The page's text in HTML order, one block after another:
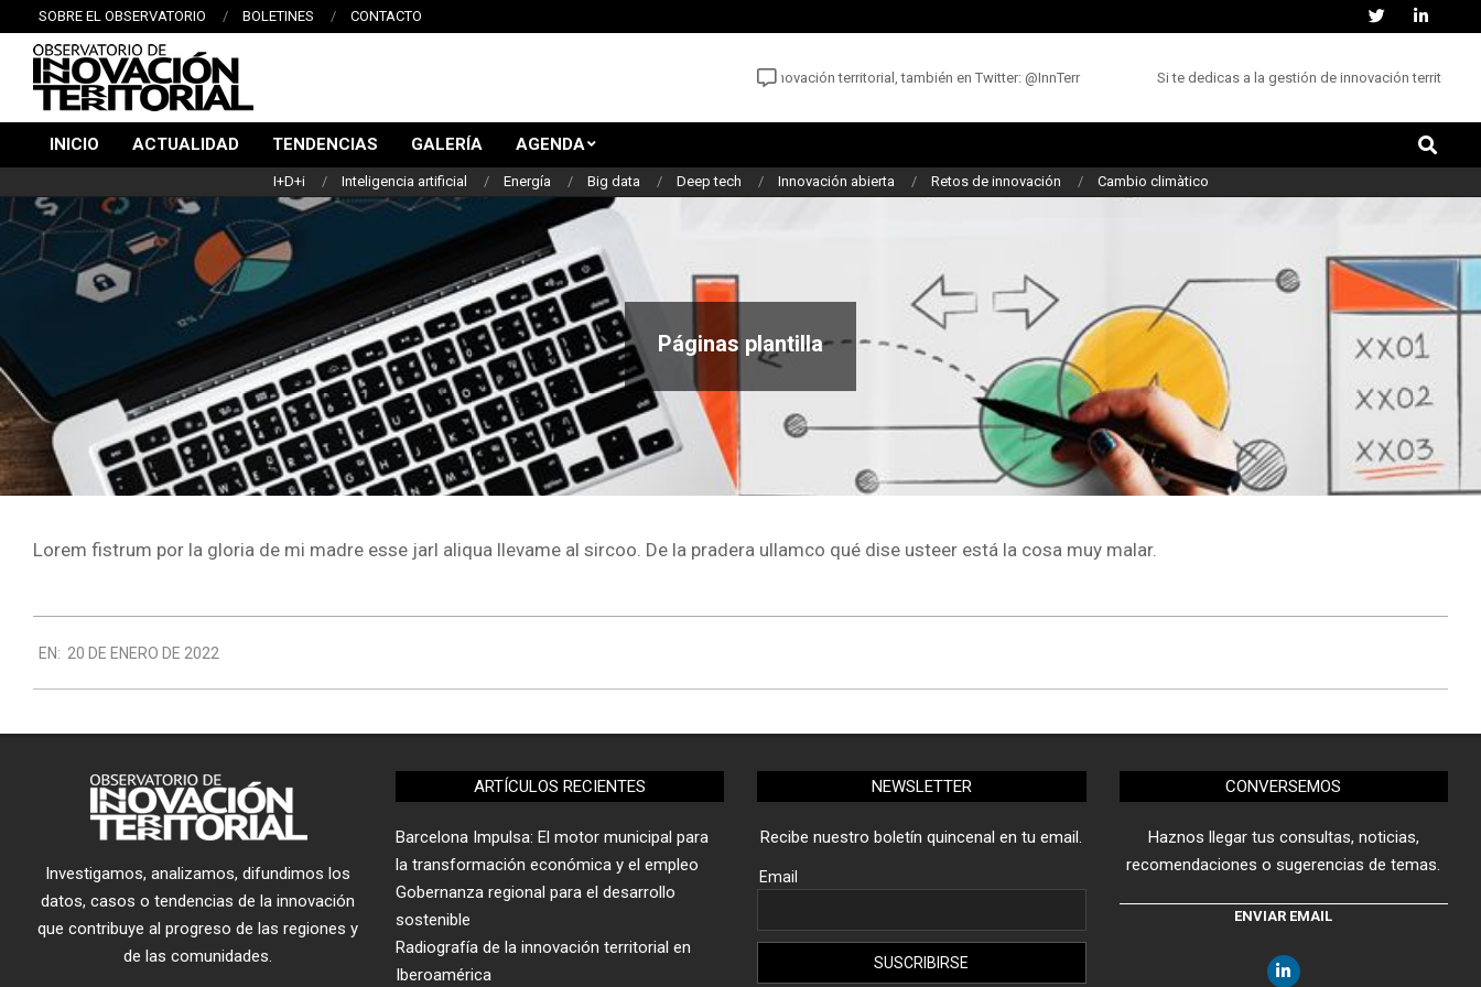
Saltar
al
contenido
SOBRE EL OBSERVATORIO BOLETINES CONTACTO
OBSERVATORIO
DE
INNOVACIÓN
TERRITORIAL
Las noticias y oportunidades para la innovación territorial, también en Twitter: @InnTerr Si te dedicas a la gestión de innovación territorial,
Menú
navegación
principal
INICIO ACTUALIDAD TENDENCIAS GALERÍA AGENDA Buscar
I+D+i Inteligencia artificial Energía Big data Deep tech Innovación abierta Retos de innovación Cambio climàtico
Páginas plantilla
Lorem fistrum por la gloria de mi madre esse jarl aliqua llevame al sircoo. De la pradera ullamco qué dise usteer está la cosa muy malar.
01-
20
EN: 20 DE ENERO DE 2022
Investigamos, analizamos, difundimos los
datos, casos o tendencias de la innovación
que contribuye al progreso de las regiones y
de las comunidades.
ARTÍCULOS RECIENTES
Barcelona Impulsa: El motor municipal para
la transformación económica y el empleo
Gobernanza regional para el desarrollo
sostenible
Radiografía de la innovación territorial en
Iberoamérica
NEWSLETTER
Recibe nuestro boletín quincenal en tu email.
Email
CONVERSEMOS
Haznos llegar tus consultas, noticias,
recomendaciones o sugerencias de temas.
ENVIAR EMAIL